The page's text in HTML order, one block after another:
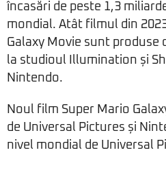
încasări de peste 1,3
mondial. Atât filmul din
Galaxy Movie sunt produse
la studioul Illumination și
Nintendo.
Noul film Super Mario
de Universal Pictures și
nivel mondial de Universal